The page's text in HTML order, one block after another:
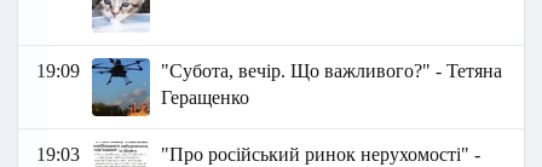
19:09
"Субота, вечір. Що важливого?" - Тетяна
Геращенко
19:03
"Про російський ринок нерухомості" -